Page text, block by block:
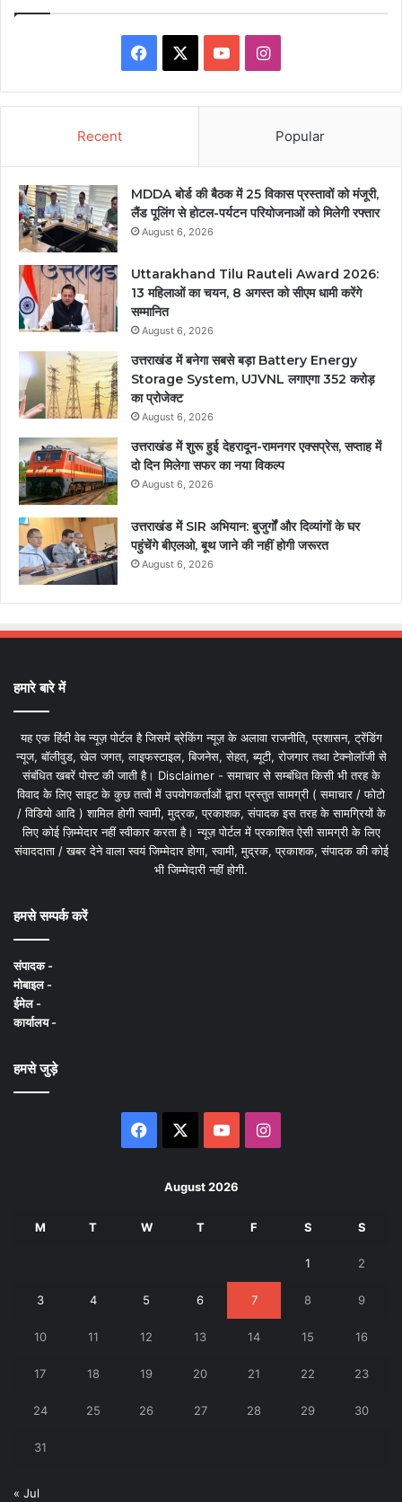
Facebook YouTubeInstagram
Recent Popular
MDDA बोर्ड की बैठक में 25 विकास प्रस्तावों को मंजूरी,
लैंड पूलिंग से होटल-पर्यटन परियोजनाओं को मिलेगी रफ्तार
August 6, 2026
Uttarakhand Tilu Rauteli Award 2026:
13 महिलाओं का चयन, 8 अगस्त को सीएम धामी करेंगे
सम्मानित
August 6, 2026
उत्तराखंड में बनेगा सबसे बड़ा Battery Energy
Storage System, UJVNL लगाएगा 352 करोड़
का प्रोजेक्ट
August 6, 2026
उत्तराखंड में शुरू हुई देहरादून-रामनगर एक्सप्रेस, सप्ताह में
दो दिन मिलेगा सफर का नया विकल्प
August 6, 2026
उत्तराखंड में SIR अभियान: बुजुर्गों और दिव्यांगों के घर
पहुंचेंगे बीएलओ, बूथ जाने की नहीं होगी जरूरत
August 6, 2026
हमारे बारे में
यह एक हिंदी वेब न्यूज़ पोर्टल है जिसमें ब्रेकिंग न्यूज़ के अलावा राजनीति, प्रशासन, ट्रेंडिंग
न्यूज, बॉलीवुड, खेल जगत, लाइफस्टाइल, बिजनेस, सेहत, ब्यूटी, रोजगार तथा टेक्नोलॉजी से
संबंधित खबरें पोस्ट की जाती है। Disclaimer - समाचार से सम्बंधित किसी भी तरह के
विवाद के लिए साइट के कुछ तत्वों में उपयोगकर्ताओं द्वारा प्रस्तुत सामग्री ( समाचार / फोटो
/ विडियो आदि ) शामिल होगी स्वामी, मुद्रक, प्रकाशक, संपादक इस तरह के सामग्रियों के
लिए कोई ज़िम्मेदार नहीं स्वीकार करता है। न्यूज़ पोर्टल में प्रकाशित ऐसी सामग्री के लिए
संवाददाता / खबर देने वाला स्वयं जिम्मेदार होगा, स्वामी, मुद्रक, प्रकाशक, संपादक की कोई
भी जिम्मेदारी नहीं होगी.
हमसे सम्पर्क करें
संपादक -
मोबाइल -
ईमेल -
कार्यालय -
हमसे जुड़े
Facebook YouTubeInstagram
August 2026
M T W T F S S
1 2
3 4 5 6 7 8 9
10 11 12 13 14 15 16
17 18 19 20 21 22 23
24 25 26 27 28 29 30
31
« Jul